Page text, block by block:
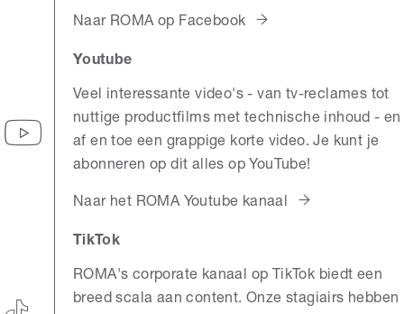
Naar ROMA op Facebook
Youtube
Veel interessante video's - van tv-reclames tot
nuttige productfilms met technische inhoud - en
af en toe een grappige korte video. Je kunt je
abonneren op dit alles op YouTube!
Naar het ROMA Youtube kanaal
TikTok
ROMA's corporate kanaal op TikTok biedt een
breed scala aan content. Onze stagiairs hebben